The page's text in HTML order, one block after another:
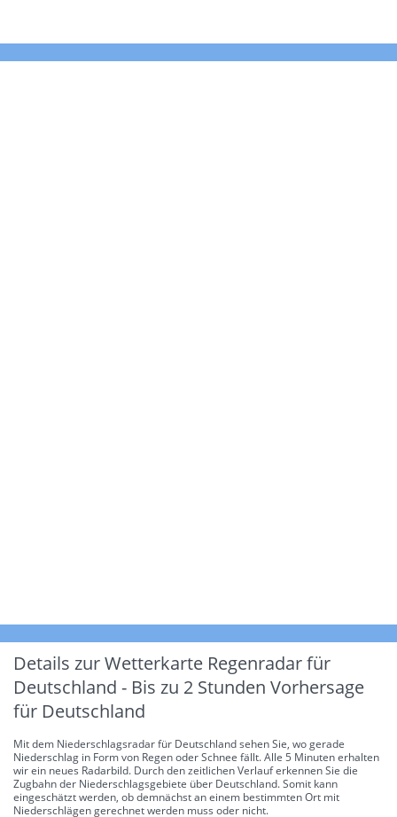
Details zur Wetterkarte Regenradar für
Deutschland - Bis zu 2 Stunden Vorhersage
für Deutschland
Mit dem Niederschlagsradar für Deutschland sehen Sie, wo gerade
Niederschlag in Form von Regen oder Schnee fällt. Alle 5 Minuten erhalten
wir ein neues Radarbild. Durch den zeitlichen Verlauf erkennen Sie die
Zugbahn der Niederschlagsgebiete über Deutschland. Somit kann
eingeschätzt werden, ob demnächst an einem bestimmten Ort mit
Niederschlägen gerechnet werden muss oder nicht.